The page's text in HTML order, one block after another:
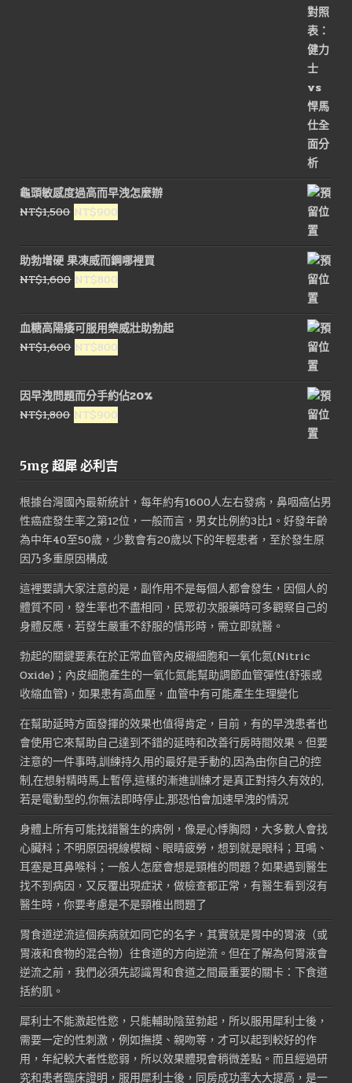
龜頭敏感度過高而早洩怎麼辦
NT$1,500 原
價
格：
NT$1,500。
NT$900
價
格：
NT$900。
助勃增硬 果凍威而鋼哪裡買
NT$1,600 原
價
格：
NT$1,600。
NT$800
價
格：
NT$800。
血糖高陽痿可服用樂威壯助勃起
NT$1,600 原
價
格：
NT$1,600。
NT$800
價
格：
NT$800。
因早洩問題而分手約佔20%
NT$1,800 原
格：
NT$900
5mg 超犀 必利吉
根據台灣國內最新統計，每年約有1600人左右發病，鼻咽癌佔男
性癌症發生率之第12位，一般而言，男女比例約3比1。好發年齡
為中年40至50歲，少數會有20歲以下的年輕患者，至於發生原
因乃多重原因構成
這裡要請大家注意的是，副作用不是每個人都會發生，因個人的
體質不同，發生率也不盡相同，民眾初次服藥時可多觀察自己的
身體反應，若發生嚴重不舒服的情形時，需立即就醫。
勃起的關鍵要素在於正常血管內皮襯細胞和一氧化氮(Nitric
Oxide)；內皮細胞產生的一氧化氮能幫助調節血管彈性(舒張或
收縮血管)，如果患有高血壓，血管中有可能產生生理變化
在幫助延時方面發揮的效果也值得肯定，目前，有的早洩患者也
會使用它來幫助自己達到不錯的延時和改善行房時間效果。但要
注意的一件事時,訓練持久用的最好是手動的,因為由你自己的控
制,在想射精時馬上暫停,這樣的漸進訓練才是真正對持久有效的,
若是電動型的,你無法即時停止,那恐怕會加速早洩的情況
身體上所有可能找錯醫生的病例，像是心悸胸悶，大多數人會找
心臟科；不明原因視線模糊、眼睛疲勞，想到就是眼科；耳鳴、
耳塞是耳鼻喉科；一般人怎麼會想是頸椎的問題？如果遇到醫生
找不到病因，又反覆出現症狀，做檢查都正常，有醫生看到沒有
醫生時，你要考慮是不是頸椎出問題了
胃食道逆流這個疾病就如同它的名字，其實就是胃中的胃液（或
胃液和食物的混合物）往食道的方向逆流。但在了解為何胃液會
逆流之前，我們必須先認識胃和食道之間最重要的關卡：下食道
括約肌。
犀利士不能激起性慾，只能輔助陰莖勃起，所以服用犀利士後，
需要一定的性刺激，例如撫摸、親吻等，才可以起到較好的作
用，年紀較大者性慾弱，所以效果體現會稍微差點。而且經過研
究和患者臨床證明，服用犀利士後，同房成功率大大提高，是一